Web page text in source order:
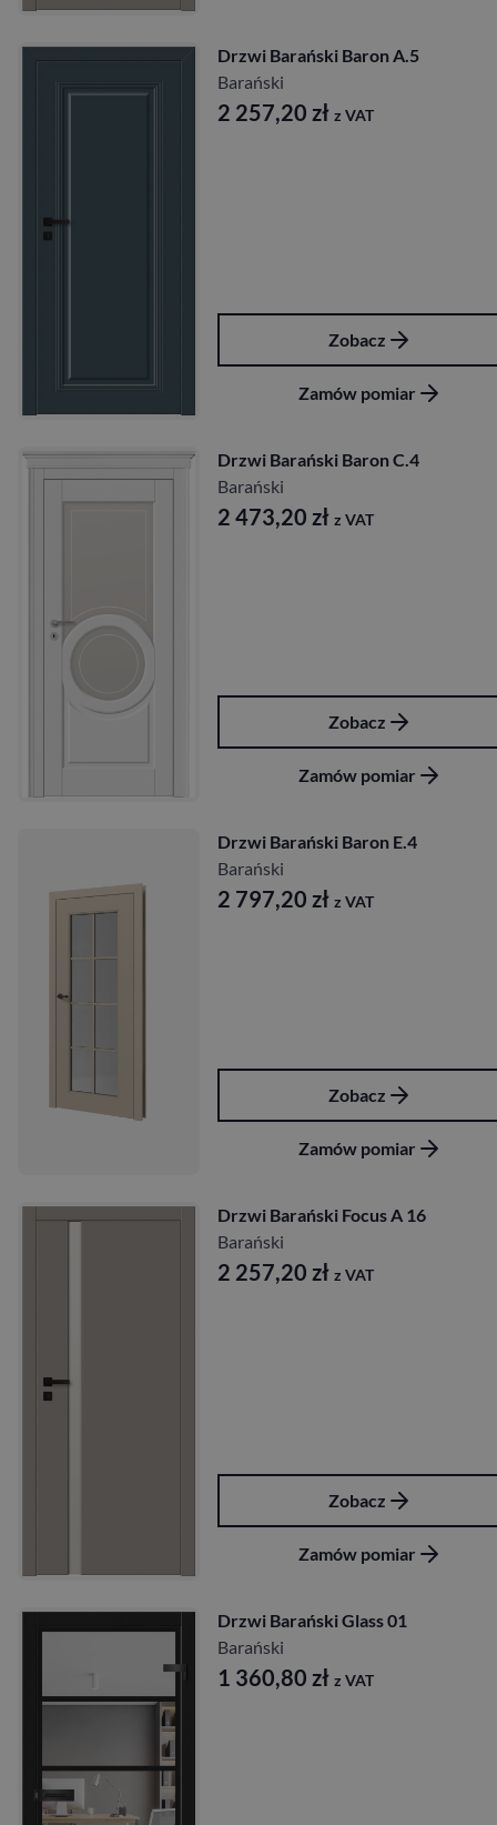
Drzwi Barański Baron A.5
Barański
2 257,20 zł z VAT
Zobacz
Zamów pomiar
Drzwi Barański Baron C.4
Barański
2 473,20 zł z VAT
Zobacz
Zamów pomiar
Drzwi Barański Baron E.4
Barański
2 797,20 zł z VAT
Zobacz
Zamów pomiar
Drzwi Barański Focus A 16
Barański
2 257,20 zł z VAT
Zobacz
Zamów pomiar
Drzwi Barański Glass 01
Barański
1 360,80 zł z VAT